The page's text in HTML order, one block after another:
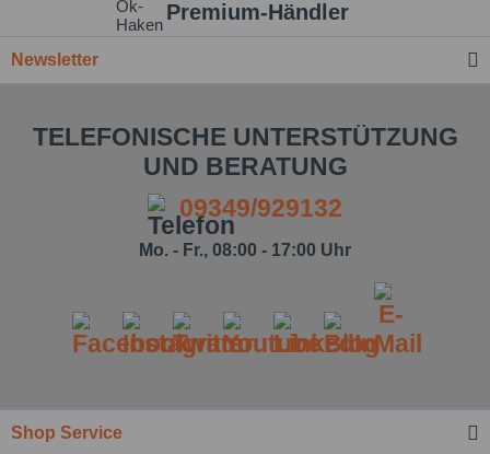
Premium-Händler
Newsletter
TELEFONISCHE UNTERSTÜTZUNG
UND BERATUNG
09349/929132
Mo. - Fr., 08:00 - 17:00 Uhr
Shop Service